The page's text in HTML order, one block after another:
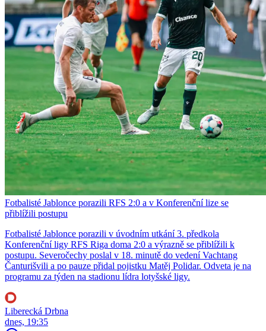
Fotbalisté Jablonce porazili RFS 2:0 a v Konferenční lize se
přiblížili postupu
Fotbalisté Jablonce porazili v úvodním utkání 3. předkola
Konferenční ligy RFS Riga doma 2:0 a výrazně se přiblížili k
postupu. Severočechy poslal v 18. minutě do vedení Vachtang
Čanturišvili a po pauze přidal pojistku Matěj Polidar. Odveta je na
programu za týden na stadionu lídra lotyšské ligy.
Liberecká Drbna
dnes, 19:35